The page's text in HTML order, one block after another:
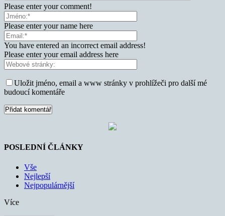
Please enter your comment!
Please enter your name here
You have entered an incorrect email address!
Please enter your email address here
Uložit jméno, email a www stránky v prohlížeči pro další mé
budoucí komentáře
POSLEDNÍ ČLÁNKY
Vše
Nejlepší
Nejpopulárnější
Více